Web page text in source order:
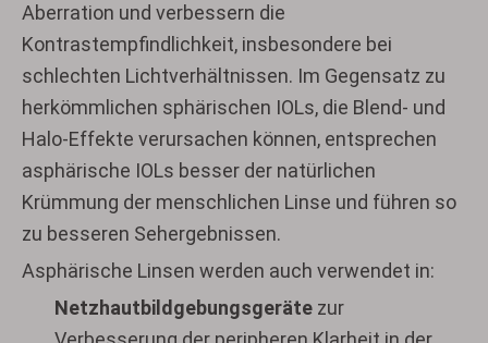
Aberration und verbessern die
Kontrastempfindlichkeit, insbesondere bei
schlechten Lichtverhältnissen. Im Gegensatz zu
herkömmlichen sphärischen IOLs, die Blend- und
Halo-Effekte verursachen können, entsprechen
asphärische IOLs besser der natürlichen
Krümmung der menschlichen Linse und führen so
zu besseren Sehergebnissen.
Asphärische Linsen werden auch verwendet in:
Netzhautbildgebungsgeräte zur